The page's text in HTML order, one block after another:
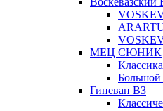
МЕЦ СЮНИК
Классика
Большой
Гиневан ВЗ